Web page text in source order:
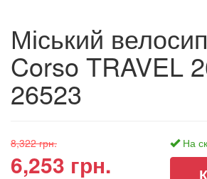
Міський
Corso TRAVEL
26523
8,322 грн.
6,253 грн.
На